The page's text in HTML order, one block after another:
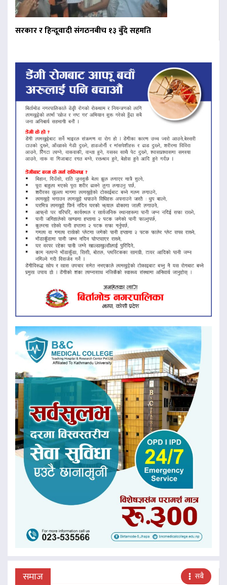
सरकार र हिन्दूवादी संगठनबीच १३ बुँदे सहमति
समाज सबै